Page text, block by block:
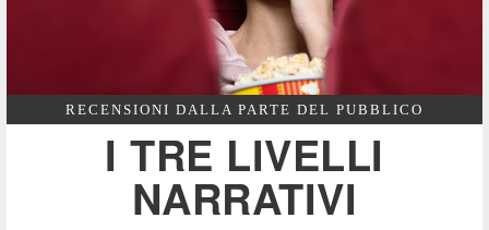
RECENSIONI DALLA PARTE DEL PUBBLICO
I TRE LIVELLI
NARRATIVI